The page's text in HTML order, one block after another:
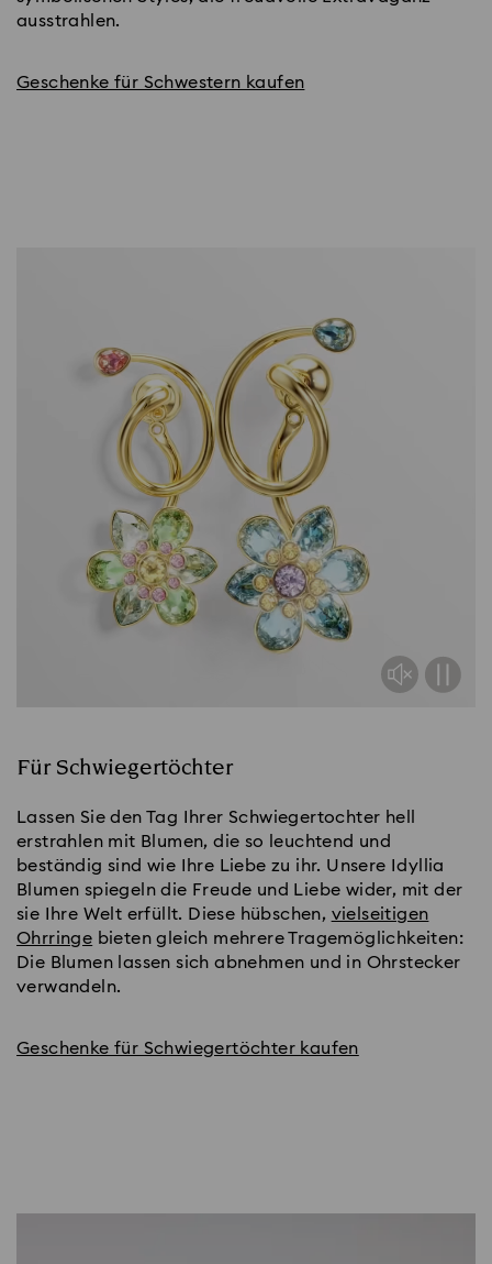
ausstrahlen.
Geschenke für Schwestern kaufen
Für Schwiegertöchter
Lassen Sie den Tag Ihrer Schwiegertochter hell
erstrahlen mit Blumen, die so leuchtend und
beständig sind wie Ihre Liebe zu ihr. Unsere Idyllia
Blumen spiegeln die Freude und Liebe wider, mit der
sie Ihre Welt erfüllt. Diese hübschen, vielseitigen
Ohrringe bieten gleich mehrere Tragemöglichkeiten:
Die Blumen lassen sich abnehmen und in Ohrstecker
verwandeln.
Geschenke für Schwiegertöchter kaufen